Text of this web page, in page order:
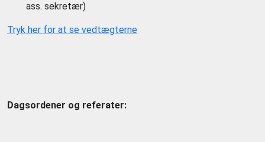
ass. sekretær)
Tryk her for at se vedtægterne
Dagsordener og referater: